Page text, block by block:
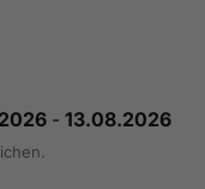
- 13.08.2026